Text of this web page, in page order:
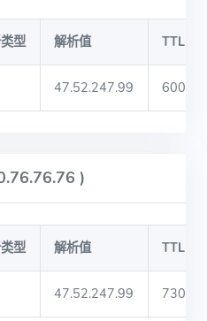
型 解析值 TTL
47.52.247.99 600
)
型 解析值 TTL
47.52.247.99 730